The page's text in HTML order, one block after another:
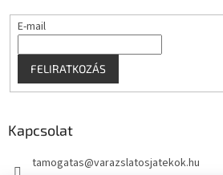
E-mail
FELIRATKOZÁS
Kapcsolat
tamogatas@varazslatosjatekok.hu